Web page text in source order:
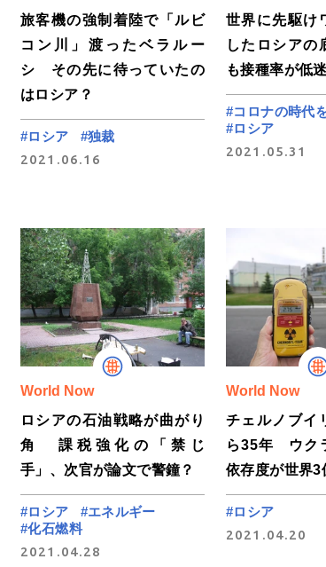
旅客機の強制着陸で「ルビ
コン川」渡ったベラルー
シ その先に待っていたの
はロシア？
#ロシア
#独裁
2021.06.16
世界に先駆け
したロシア
も接種率が低
#コロナの時代
#ロシア
2021.05.31
World Now
ロシアの石油戦略が曲がり
角 課税強化の「禁じ
手」、次官が論文で警鐘？
#ロシア
#エネルギー
#化石燃料
2021.04.28
World Now
チェルノブイ
ら35年 ウク
依存度が世界3
#ロシア
2021.04.20